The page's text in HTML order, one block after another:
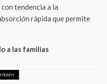
tendencia a la
rápida que permite
a las familias